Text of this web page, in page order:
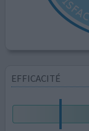
EFFICACITÉ